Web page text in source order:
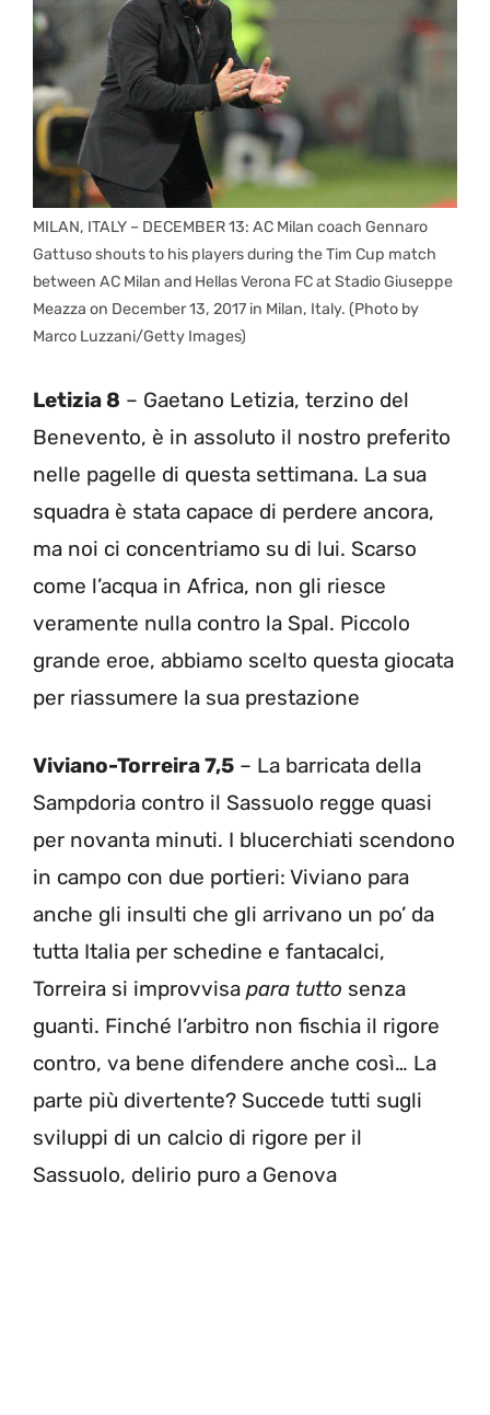
MILAN, ITALY – DECEMBER 13: AC Milan coach Gennaro
Gattuso shouts to his players during the Tim Cup match
between AC Milan and Hellas Verona FC at Stadio Giuseppe
Meazza on December 13, 2017 in Milan, Italy. (Photo by
Marco Luzzani/Getty Images)
Letizia 8 – Gaetano Letizia, terzino del
Benevento, è in assoluto il nostro preferito
nelle pagelle di questa settimana. La sua
squadra è stata capace di perdere ancora,
ma noi ci concentriamo su di lui. Scarso
come l’acqua in Africa, non gli riesce
veramente nulla contro la Spal. Piccolo
grande eroe, abbiamo scelto questa giocata
per riassumere la sua prestazione
Viviano-Torreira 7,5 – La barricata della
Sampdoria contro il Sassuolo regge quasi
per novanta minuti. I blucerchiati scendono
in campo con due portieri: Viviano para
anche gli insulti che gli arrivano un po’ da
tutta Italia per schedine e fantacalci,
Torreira si improvvisa para tutto senza
guanti. Finché l’arbitro non fischia il rigore
contro, va bene difendere anche così… La
parte più divertente? Succede tutti sugli
sviluppi di un calcio di rigore per il
Sassuolo, delirio puro a Genova